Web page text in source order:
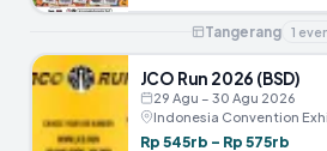
Tangerang 1
JCO Run 2026 (BSD)
29 Agu – 30 Agu 2026
Indonesia Convention
Rp 545rb – Rp 575rb